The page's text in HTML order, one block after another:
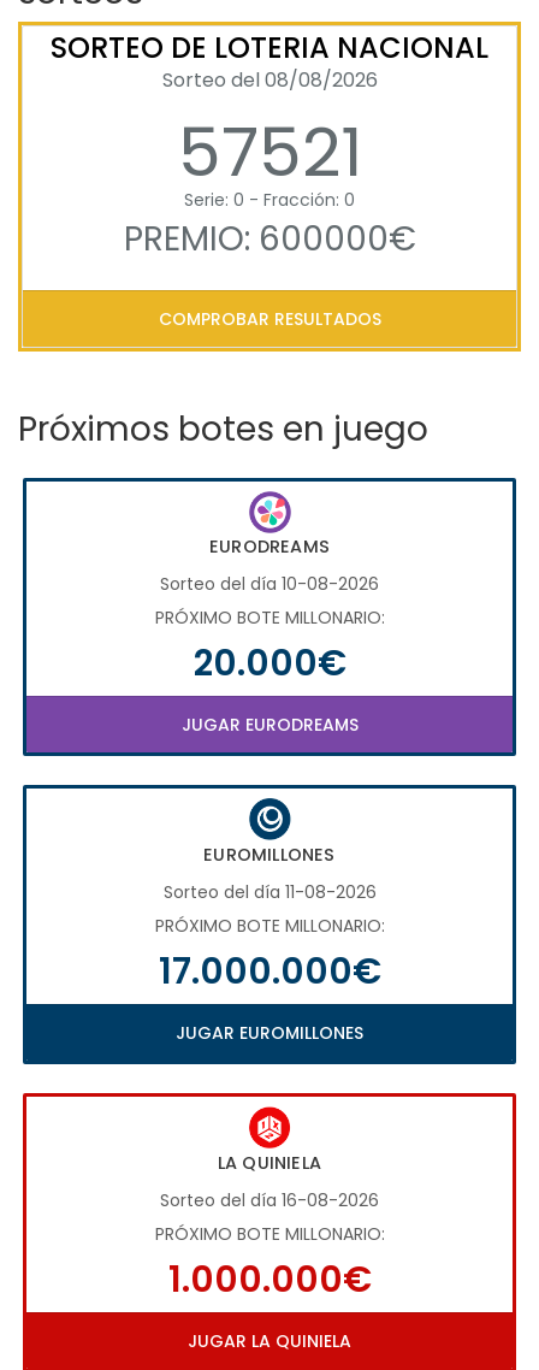
SORTEO DE LOTERIA NACIONAL
Sorteo del 08/08/2026
57521
Serie: 0 - Fracción: 0
PREMIO: 600000€
COMPROBAR RESULTADOS
Próximos botes en juego
EURODREAMS
Sorteo del día 10-08-2026
PRÓXIMO BOTE MILLONARIO:
20.000€
JUGAR EURODREAMS
EUROMILLONES
Sorteo del día 11-08-2026
PRÓXIMO BOTE MILLONARIO:
17.000.000€
JUGAR EUROMILLONES
LA QUINIELA
Sorteo del día 16-08-2026
PRÓXIMO BOTE MILLONARIO:
1.000.000€
JUGAR LA QUINIELA